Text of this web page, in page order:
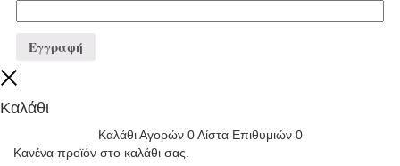
Εγγραφή
Καλάθι
Καλάθι Αγορών 0 Λίστα Επιθυμιών 0
Κανένα προϊόν στο καλάθι σας.